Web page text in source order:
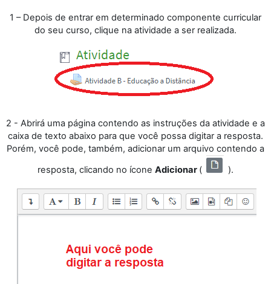
1 – Depois de entrar em determinado componente curricular
do seu curso, clique na atividade a ser realizada.
2 - Abrirá uma página contendo as instruções da atividade e a
caixa de texto abaixo para que você possa digitar a resposta.
Porém, você pode, também, adicionar um arquivo contendo a
resposta, clicando no ícone Adicionar ( ).